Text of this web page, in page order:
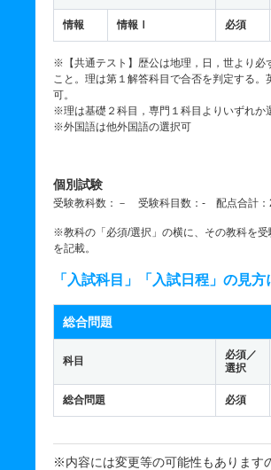
情報 情報Ⅰ 必須
※【共通テスト】歴公は地理，日，世より必
こと。理は第１解答科目で合否を判定する。
可。
※理は基礎２科目，専門１科目よりいずれか
※外国語は他外国語の選択可
個別試験
受験教科数：－ 受験科目数：- 配点合計：
※教科の「必須/選択」の横に、その教科を
を記載。
「入試科目」「入試日程」の見方
総合問題
科目
必須／
選択
総合問題 必須
※内容には変更等の可能性もあります